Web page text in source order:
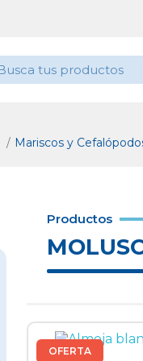
Mariscos y
Productos
OFERTA